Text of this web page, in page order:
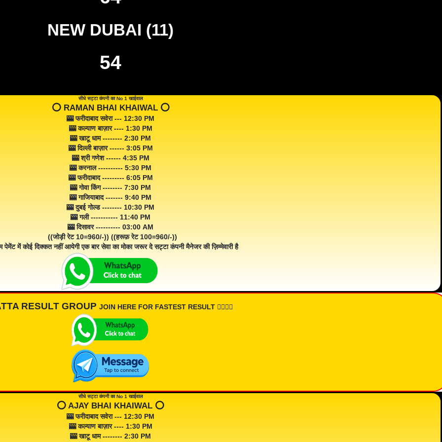
NEW DUBAI (11)
54
सीधे सट्टा कंपनी का No 1 खाईवाल
⭕️ RAMAN BHAI KHAIWAL ⭕️
🎰 फरीदाबाद सवेरा --- 12:30 PM
🎰 कल्याण बाज़ार ---- 1:30 PM
🎰 खाटू धाम -------- 2:30 PM
🎰 दिल्ली बाज़ार ------ 3:05 PM
🎰 श्री गणेश ------ 4:35 PM
🎰 करनाल ---------- 5:30 PM
🎰 फरीदाबाद --------- 6:05 PM
🎰 गोवा किंग -------- 7:30 PM
🎰 गाजियाबाद ------- 9:40 PM
🎰 दुबई गोल्ड -------- 10:30 PM
🎰 गली ----------- 11:40 PM
🎰 दिसावर ---------- 03:00 AM
((जोड़ी रेट 10=960/-)) ((हरूफ़ रेट 100=960/-))
पेमेंट में कोई दिक्कत नहीं आयेगी एक बार सेवा का मोका जरूर दे सट्टा कंपनी मैनेजर की ज़िम्मेवारी है
RESULT GROUP JOIN HERE FOR FASTEST RESULT 👇🏾👇🏾
सीधे सट्टा कंपनी का No 1 खाईवाल
⭕️ AJAY BHAI KHAIWAL ⭕️
🎰 फरीदाबाद सवेरा --- 12:30 PM
🎰 कल्याण बाज़ार ---- 1:30 PM
🎰 खाटू धाम -------- 2:30 PM